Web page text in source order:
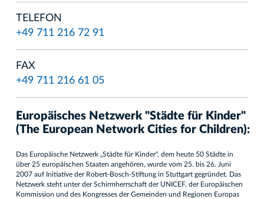
TELEFON
+49 711 216 72 91
FAX
+49 711 216 61 05
Europäisches Netzwerk "Städte für Kinder"
(The European Network Cities for Children):
Das Europäische Netzwerk „Städte für Kinder", dem heute 50 Städte in
über 25 europäischen Staaten angehören, wurde vom 25. bis 26. Juni
2007 auf Initiative der Robert-Bosch-Stiftung in Stuttgart gegründet. Das
Netzwerk steht unter der Schirmherrschaft der UNICEF, der Europäischen
Kommission und des Kongresses der Gemeinden und Regionen Europas